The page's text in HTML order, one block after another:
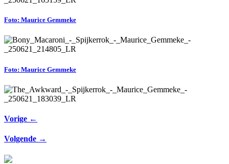
Foto: Maurice Gemmeke
Foto: Maurice Gemmeke
Vorige ←
Volgende →